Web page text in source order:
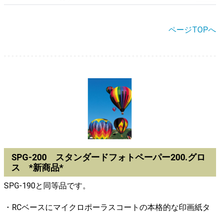
ページTOPへ
SPG-200 スタンダードフォトペーパー200.グロ
ス *新商品*
SPG-190と同等品です。
・RCベースにマイクロポーラスコートの本格的な印画紙タ